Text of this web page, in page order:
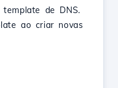
de DNS.
ao criar novas